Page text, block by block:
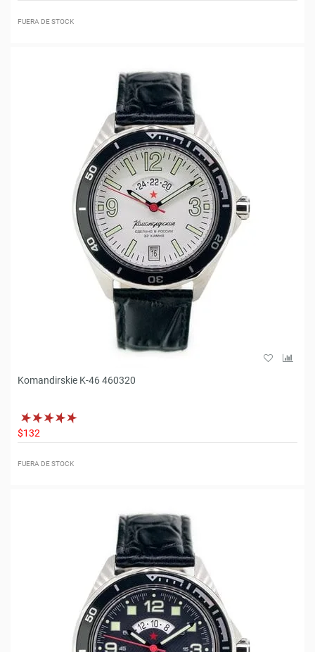
FUERA DE STOCK
Komandirskie K-46 460320
$132
FUERA DE STOCK